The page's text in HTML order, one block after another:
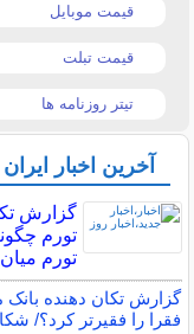
قیمت موبایل
قیمت تبلت
تیتر روزنامه ها
آخرین اخبار
گزارش
تورم
گزارش تکان‌ دهنده بانک
فقرا را فقیرتر کرد؟/ شکاف ۱۵ درصدی تورم میان